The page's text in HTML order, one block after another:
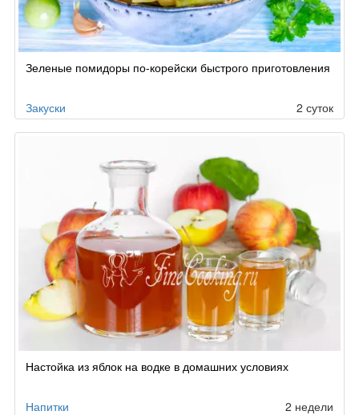
Зеленые помидоры по-корейски быстрого приготовления
Закуски 2 суток
Настойка из яблок на водке в домашних условиях
Напитки 2 недели